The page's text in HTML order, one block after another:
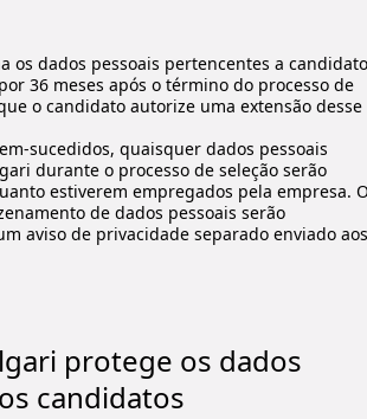
os dados pessoais pertencentes a
36 meses após o término do processo de
o candidato autorize uma extensão desse
sucedidos, quaisquer dados pessoais
durante o processo de seleção serão
estiverem empregados pela empresa.
de dados pessoais serão
aviso de privacidade separado enviado aos
protege os dados
candidatos